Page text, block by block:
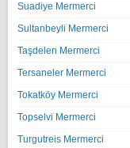
Suadiye Mermerci
Sultanbeyli Mermerci
Taşdelen Mermerci
Tersaneler Mermerci
Tokatköy Mermerci
Topselvi Mermerci
Turgutreis Mermerci